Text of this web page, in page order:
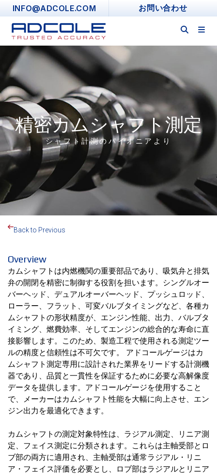
Skip
to
content
INFO@ADCOLE.COM お問い合わせ
精密カムシャフト測定
シャフト計測のパイオニアより
Back to Previous
Overview
カムシャフトは内燃機関の重要部品であり、吸気弁と排気
弁の開閉を精密に制御する役割を担います。シングルオー
バーヘッド、デュアルオーバーヘッド、プッシュロッド、
ローラー、フラット、可変バルブタイミングなど、各種カ
ムシャフトの形状精度が、エンジン性能、出力、バルブタ
イミング、燃費効率、そしてエンジンの総合的な寿命に直
接影響します。このため、製造工程で使用される測定ツー
ルの精度と信頼性は不可欠です。 アドコールゲージはカ
ムシャフト測定専用に設計された業界をリードする計測機
器であり、品質と一貫性を保証するために必要な高解像度
データを提供します。アドコールゲージを使用すること
で、メーカーはカムシャフト性能を大幅に向上させ、エン
ジン出力を最適化できます。
カムシャフトの測定対象特性は、ラジアル測定、リニア測
定、フェイス測定に分類されます。これらは主軸受部とロ
ブ部の両方に適用され、主軸受部は通常ラジアル・リニ
ア・フェイス評価を必要とし、ロブ部はラジアルとリニア